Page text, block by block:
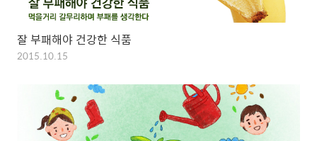
잘 부패해야 건강한 식품
2015.10.15